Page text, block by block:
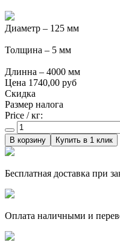
Диаметр – 125 мм
Толщина – 5 мм
Длинна – 4000 мм
Цена 1740,00 руб
Скидка
Размер налога
Price / кг:
Купить в 1 клик
Бесплатная доставка при
Оплата наличными и